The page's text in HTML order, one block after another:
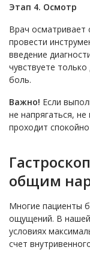
Этап 4. Осмотр
Врач осматривает
провести
введение
чувствуете
боль.
Важно! Если
не напрягаться,
проходит
общим
Многие пациенты
ощущений. В
условиях
счет